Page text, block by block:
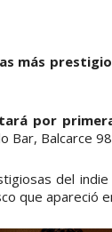
más
por
Bar, Balcarce
del
que apareció